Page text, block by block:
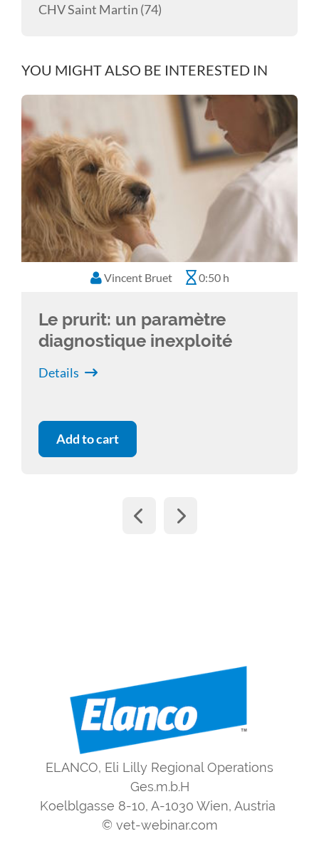
CHV Saint Martin (74)
YOU MIGHT ALSO BE INTERESTED IN
Vincent Bruet 0:50 h
Le prurit: un paramètre
diagnostique inexploité
Details
Add to cart
ELANCO, Eli Lilly Regional Operations
Ges.m.b.H
Koelblgasse 8-10, A-1030 Wien, Austria
© vet-webinar.com